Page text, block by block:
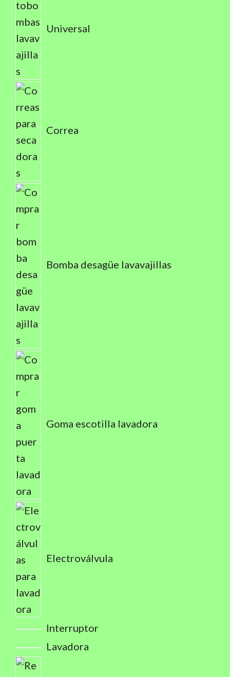
Universal
Correa
Bomba desagüe lavavajillas
Goma escotilla lavadora
Electroválvula
Interruptor
Lavadora